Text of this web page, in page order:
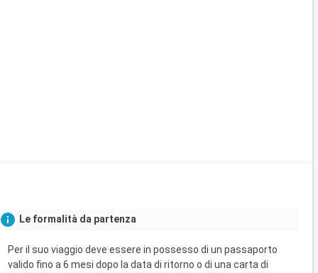
Le formalità da partenza
Per il suo viaggio deve essere in possesso di un passaporto
valido fino a 6 mesi dopo la data di ritorno o di una carta di